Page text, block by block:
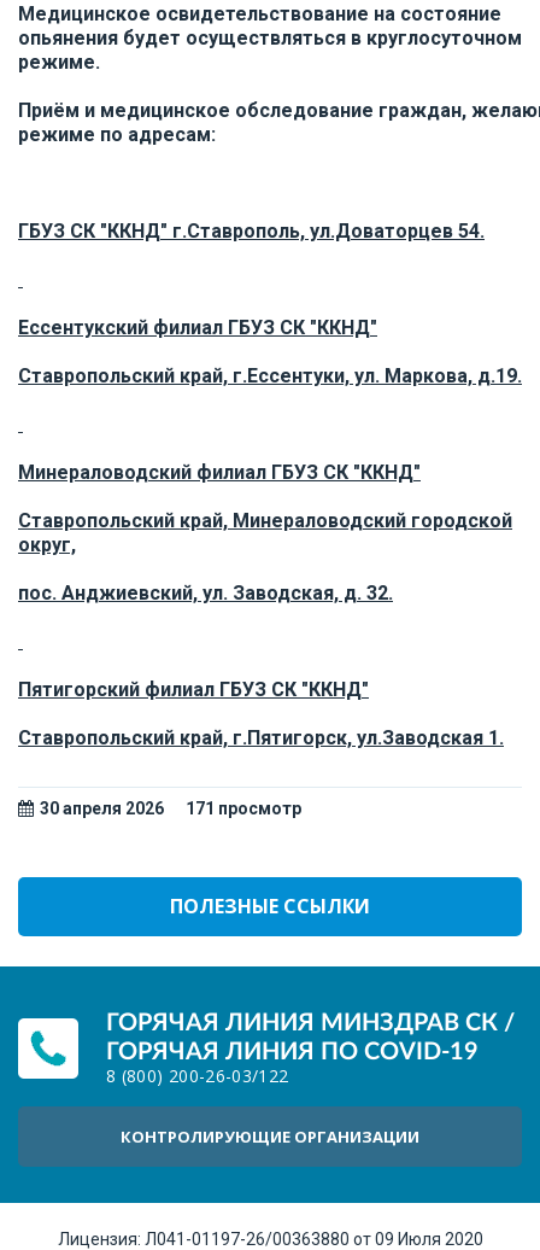
Медицинское освидетельствование на состояние
опьянения будет осуществляться в круглосуточном
режиме.
Приём и медицинское обследование граждан,
режиме по адресам:
ГБУЗ СК "ККНД" г.Ставрополь, ул.Доваторцев 54.
Ессентукский филиал ГБУЗ СК "ККНД"
Ставропольский край, г.Ессентуки, ул. Маркова, д.19.
Минераловодский филиал ГБУЗ СК "ККНД"
Ставропольский край, Минераловодский городской
округ,
пос. Анджиевский, ул. Заводская, д. 32.
Пятигорский филиал ГБУЗ СК "ККНД"
Ставропольский край, г.Пятигорск, ул.Заводская 1.
30 апреля 2026 171 просмотр
ПОЛЕЗНЫЕ ССЫЛКИ
ГОРЯЧАЯ ЛИНИЯ МИНЗДРАВ СК /
ГОРЯЧАЯ ЛИНИЯ ПО COVID-19
8 (800) 200-26-03/122
КОНТРОЛИРУЮЩИЕ ОРГАНИЗАЦИИ
Лицензия: Л041-01197-26/00363880 от 09 Июля 2020